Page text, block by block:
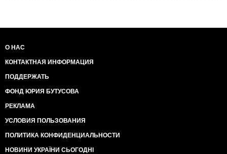
О НАС
КОНТАКТНАЯ ИНФОРМАЦИЯ
ПОДДЕРЖАТЬ
ФОНД ЮРИЯ БУТУСОВА
РЕКЛАМА
УСЛОВИЯ ПОЛЬЗОВАНИЯ
ПОЛИТИКА КОНФИДЕНЦИАЛЬНОСТИ
НОВИНИ УКРАЇНИ СЬОГОДНІ